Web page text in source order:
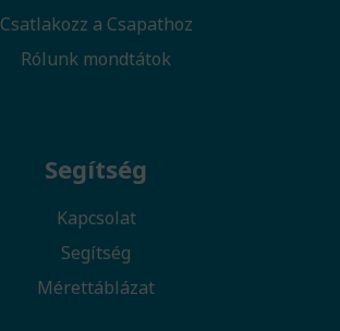
Csatlakozz a Csapathoz
Rólunk mondtátok
Segítség
Kapcsolat
Segítség
Mérettáblázat